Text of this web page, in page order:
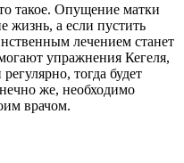
такое. Опущение матки
жизнь, а если пустить
лечением станет
упражнения Кегеля,
тогда будет
же, необходимо
врачом.